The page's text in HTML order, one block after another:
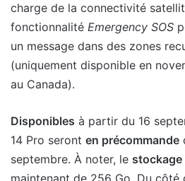
charge de la connectivité
fonctionnalité Emergency SOS
un message dans des zones
(uniquement disponible en
au Canada).
Disponibles à partir du 16
14 Pro seront en précommande
septembre. À noter, le stockage